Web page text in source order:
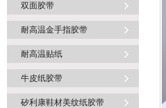
双面胶带
耐高温金手指胶带
耐高温贴纸
牛皮纸胶带
矽利康鞋材美纹纸胶带